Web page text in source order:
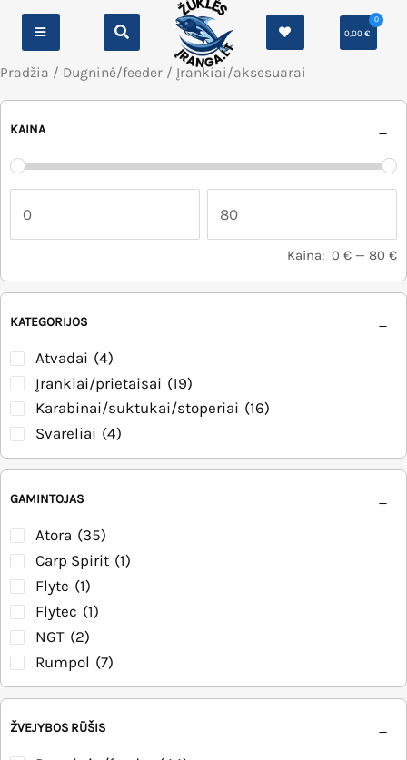
0,00€
0
Pradžia / Dugninė/feeder / Įrankiai/aksesuarai
KAINA
Kaina: 0 € — 80 €
KATEGORIJOS
Atvadai (4)
Įrankiai/prietaisai (19)
Karabinai/suktukai/stoperiai (16)
Svareliai (4)
GAMINTOJAS
Atora (35)
Carp Spirit (1)
Flyte (1)
Flytec (1)
NGT (2)
Rumpol (7)
ŽVEJYBOS RŪŠIS